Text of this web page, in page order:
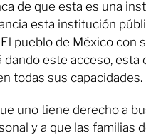
de que esta es una
esta institución
pueblo de México con
este acceso, esta
todas sus capacidades.
uno tiene derecho a
y a que las familias